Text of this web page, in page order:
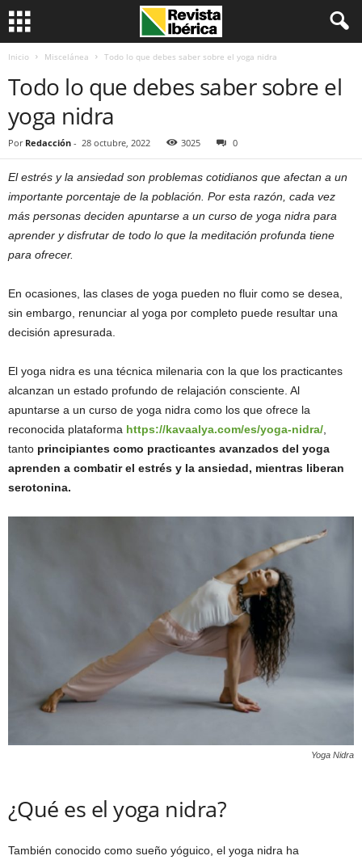
Inicio Miscelánea Todo lo que debes saber sobre el yoga nidra
Todo lo que debes saber sobre el
yoga nidra
Por Redacción - 28 octubre, 2022 3025 0
El estrés y la ansiedad son problemas cotidianos que afectan a un
importante porcentaje de la población. Por esta razón, cada vez
más personas deciden apuntarse a un curso de yoga nidra para
aprender y disfrutar de todo lo que la meditación profunda tiene
para ofrecer.
En ocasiones, las clases de yoga pueden no fluir como se desea,
sin embargo, renunciar al yoga por completo puede resultar una
decisión apresurada.
El yoga nidra es una técnica milenaria con la que los practicantes
alcanzan un estado profundo de relajación consciente. Al
apuntarse a un curso de yoga nidra como los que ofrece la
reconocida plataforma https://kavaalya.com/es/yoga-nidra/
tanto principiantes como practicantes avanzados del yoga
aprenden a combatir el estrés y la ansiedad, mientras liberan
serotonina.
Yoga Nidra
¿Qué es el yoga nidra?
También conocido como sueño yóguico, el yoga nidra ha